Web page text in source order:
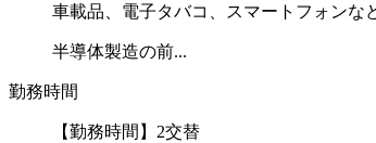
車載品、電子タバコ、スマートフォンな
半導体製造の前...
勤務時間
【勤務時間】2交替